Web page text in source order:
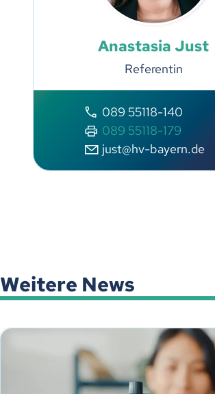
Anastasia Just
Referentin
089 55118-140
089 55118-179
just@hv-bayern.de
Weitere News